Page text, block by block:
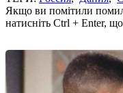
Якщо ви помітили
натисніть Ctrl + Enter,